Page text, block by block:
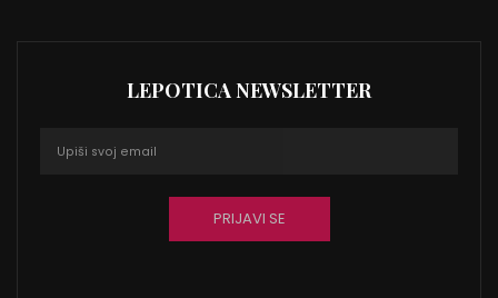
LEPOTICA NEWSLETTER